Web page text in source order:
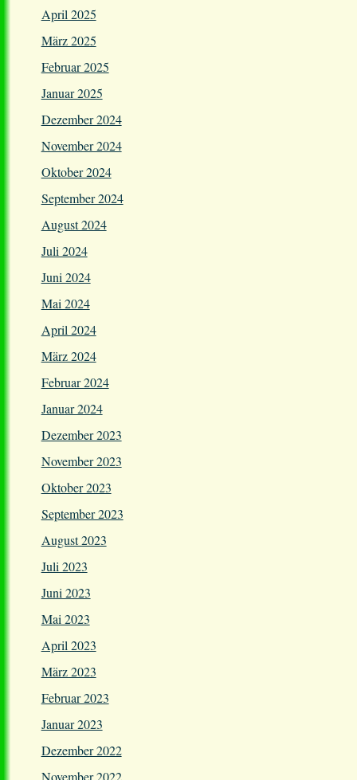
April 2025
März 2025
Februar 2025
Januar 2025
Dezember 2024
November 2024
Oktober 2024
September 2024
August 2024
Juli 2024
Juni 2024
Mai 2024
April 2024
März 2024
Februar 2024
Januar 2024
Dezember 2023
November 2023
Oktober 2023
September 2023
August 2023
Juli 2023
Juni 2023
Mai 2023
April 2023
März 2023
Februar 2023
Januar 2023
Dezember 2022
November 2022